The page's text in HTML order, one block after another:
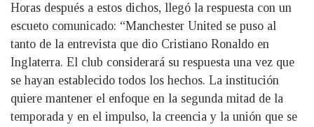
Horas después a estos dichos, llegó la respuesta con un
escueto comunicado: “Manchester United se puso al
tanto de la entrevista que dio Cristiano Ronaldo en
Inglaterra. El club considerará su respuesta una vez que
se hayan establecido todos los hechos. La institución
quiere mantener el enfoque en la segunda mitad de la
temporada y en el impulso, la creencia y la unión que se